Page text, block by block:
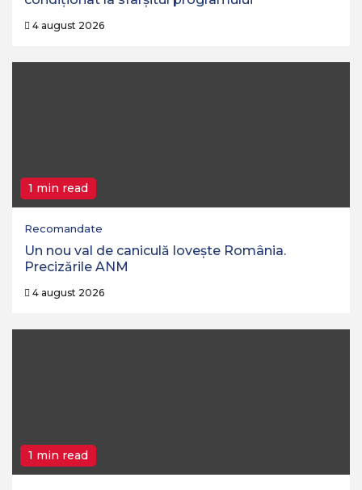
4 august 2026
1 min read
Recomandate
Un nou val de caniculă lovește România.
Precizările ANM
4 august 2026
1 min read